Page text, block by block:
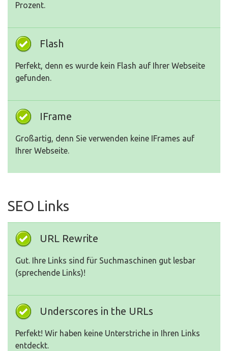
Prozent.
Flash
Perfekt, denn es wurde kein Flash auf Ihrer Webseite
gefunden.
IFrame
Großartig, denn Sie verwenden keine IFrames auf
Ihrer Webseite.
SEO Links
URL Rewrite
Gut. Ihre Links sind für Suchmaschinen gut lesbar
(sprechende Links)!
Underscores in the URLs
Perfekt! Wir haben keine Unterstriche in Ihren Links
entdeckt.